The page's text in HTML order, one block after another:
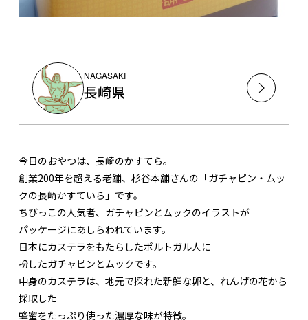
NAGASAKI
長崎県
今日のおやつは、長崎のかすてら。
創業200年を超える老舗、杉谷本舗さんの「ガチャピン・ムッ
クの長崎かすていら」です。
ちびっこの人気者、ガチャピンとムックのイラストが
パッケージにあしらわれています。
日本にカステラをもたらしたポルトガル人に
扮したガチャピンとムックです。
中身のカステラは、地元で採れた新鮮な卵と、れんげの花から
採取した
蜂蜜をたっぷり使った濃厚な味が特徴。